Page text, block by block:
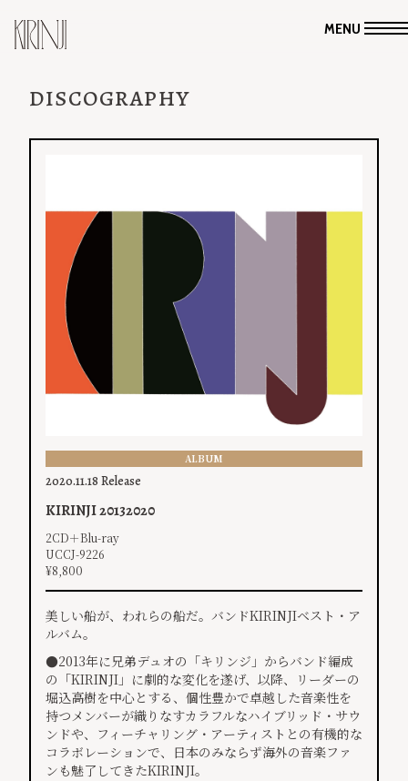
MENU
DISCOGRAPHY
ALBUM
2020.11.18 Release
KIRINJI 20132020
2CD＋Blu-ray
UCCJ-9226
¥8,800
美しい船が、われらの船だ。バンドKIRINJIベスト・ア
ルバム。
●2013年に兄弟デュオの「キリンジ」からバンド編成
の「KIRINJI」に劇的な変化を遂げ、以降、リーダーの
堀込高樹を中心とする、個性豊かで卓越した音楽性を
持つメンバーが織りなすカラフルなハイブリッド・サウ
ンドや、フィーチャリング・アーティストとの有機的な
コラボレーションで、日本のみならず海外の音楽ファ
ンも魅了してきたKIRINJI。